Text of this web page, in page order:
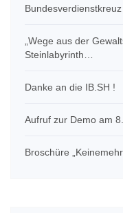
„Wege aus der
Steinlabyrinth…
Danke an die IB.SH !
Aufruf zur Demo am
Broschüre